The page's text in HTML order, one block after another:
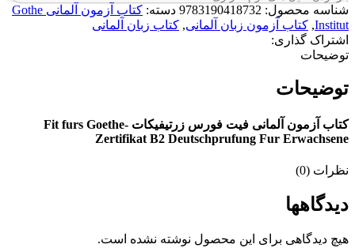
شناسه محصول: 9783190418732 دسته:
کتاب آزمون آلمانی Gothe
Institut
, کتاب آزمون زبان آلمانی, کتاب زبان آلمانی
اشتراک گذاری:
توضیحات
توضیحات
کتاب آزمون آلمانی فیت فورس زرتیفیکات Fit furs Goethe-
Zertifikat B2 Deutschprufung Fur Erwachsene
نظرات (0)
دیدگاهها
هیچ دیدگاهی برای این محصول نوشته نشده است.